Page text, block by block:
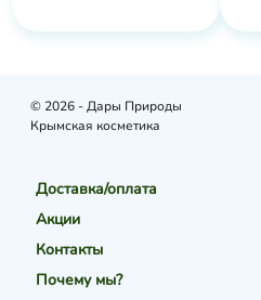
© 2026 - Дары Природы
Крымская косметика
Доставка/оплата
Акции
Контакты
Почему мы?